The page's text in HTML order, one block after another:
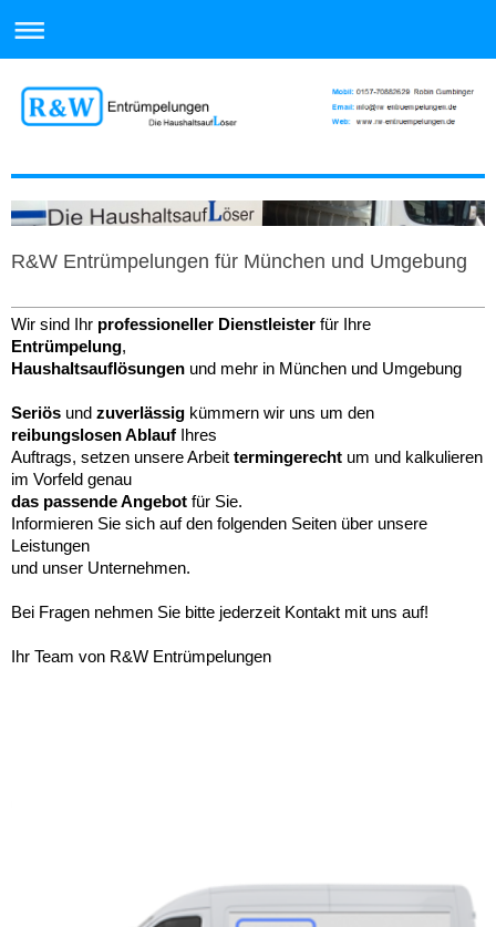
R&W Entrümpelungen für München und Umgebung
Wir sind Ihr professioneller Dienstleister für Ihre
Entrümpelung,
Haushaltsauflösungen und mehr in München und Umgebung
Seriös und zuverlässig kümmern wir uns um den
reibungslosen Ablauf Ihres
Auftrags, setzen unsere Arbeit termingerecht um und kalkulieren
im Vorfeld genau
das passende Angebot für Sie.
Informieren Sie sich auf den folgenden Seiten über unsere
Leistungen
und unser Unternehmen.
Bei Fragen nehmen Sie bitte jederzeit Kontakt mit uns auf!
Ihr Team von R&W Entrümpelungen